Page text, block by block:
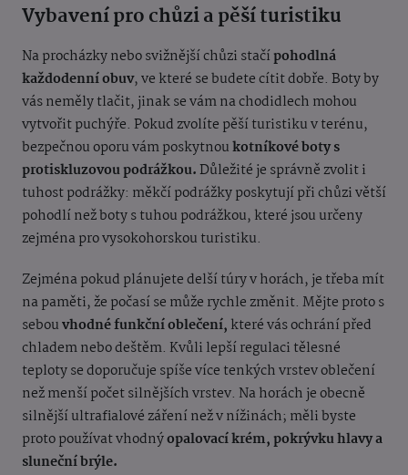
Vybavení pro chůzi a pěší turistiku
Na procházky nebo svižnější chůzi stačípohodlná
každodenní obuv, ve které se budete cítit dobře. Boty by
vás neměly tlačit, jinak se vám na chodidlech mohou
vytvořit puchýře. Pokud zvolíte pěší turistiku v terénu,
bezpečnou oporu vám poskytnoukotníkové boty s
protiskluzovou podrážkou.Důležité je správně zvolit i
tuhost podrážky: měkčí podrážky poskytují při chůzi větší
pohodlí než boty s tuhou podrážkou, které jsou určeny
zejména pro vysokohorskou turistiku.
Zejména pokud plánujete delší túry v horách, je třeba mít
na paměti, že počasí se může rychle změnit. Mějte proto s
sebouvhodné funkční oblečení, které vás ochrání před
chladem nebo deštěm. Kvůli lepší regulaci tělesné
teploty se doporučuje spíše více tenkých vrstev oblečení
než menší počet silnějších vrstev. Na horách je obecně
silnější ultrafialové záření než v nížinách; měli byste
proto používat vhodnýopalovací krém, pokrývku hlavy a
sluneční brýle.